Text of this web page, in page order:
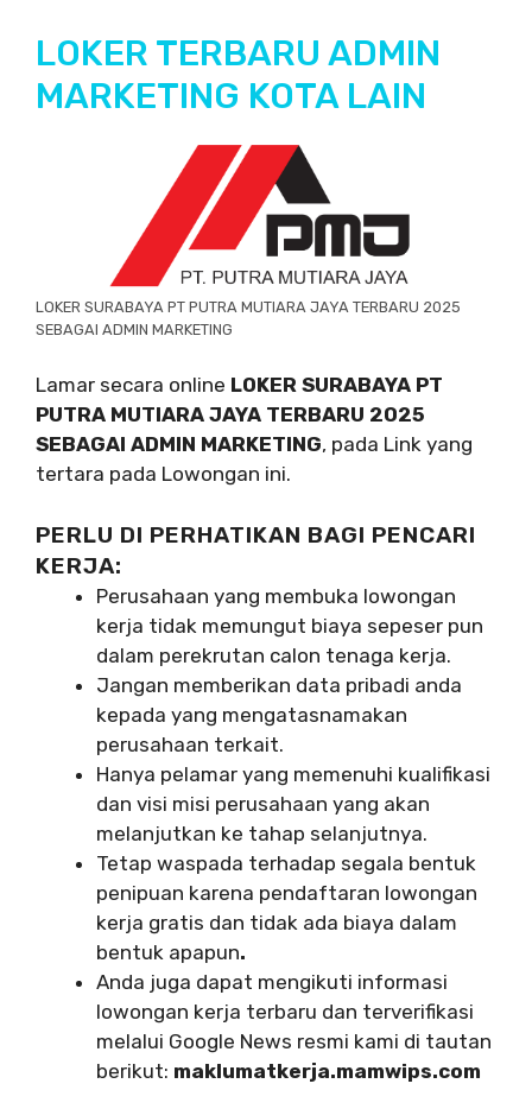
LOKER TERBARU ADMIN
MARKETING KOTA LAIN
LOKER SURABAYA PT PUTRA MUTIARA JAYA TERBARU 2025
SEBAGAI ADMIN MARKETING
Lamar secara online LOKER SURABAYA PT
PUTRA MUTIARA JAYA TERBARU 2025
SEBAGAI ADMIN MARKETING, pada Link yang
tertara pada Lowongan ini.
PERLU DI PERHATIKAN BAGI PENCARI
KERJA:
Perusahaan yang membuka lowongan
kerja tidak memungut biaya sepeser pun
dalam perekrutan calon tenaga kerja.
Jangan memberikan data pribadi anda
kepada yang mengatasnamakan
perusahaan terkait.
Hanya pelamar yang memenuhi kualifikasi
dan visi misi perusahaan yang akan
melanjutkan ke tahap selanjutnya.
Tetap waspada terhadap segala bentuk
penipuan karena pendaftaran lowongan
kerja gratis dan tidak ada biaya dalam
bentuk apapun.
Anda juga dapat mengikuti informasi
lowongan kerja terbaru dan terverifikasi
melalui Google News resmi kami di tautan
berikut: maklumatkerja.mamwips.com